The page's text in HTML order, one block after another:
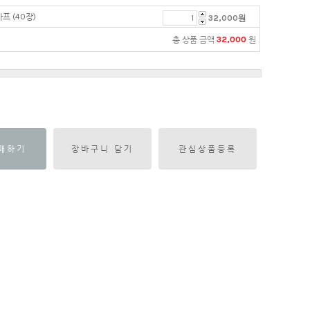
프 (40장) 32,000원
총 상품 금액 32,000 원
하기 장바구니 담기 관심상품등록